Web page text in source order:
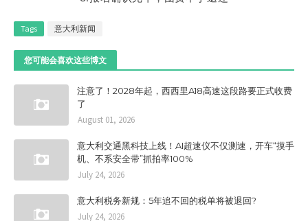
Tags 意大利新闻
您可能会喜欢这些博文
注意了！2028年起，西西里A18高速这段路要正式收费
了
August 01, 2026
意大利交通黑科技上线！AI超速仪不仅测速，开车“摸手
机、不系安全带”抓拍率100%
July 24, 2026
意大利税务新规：5年追不回的税单将被退回?
July 24, 2026